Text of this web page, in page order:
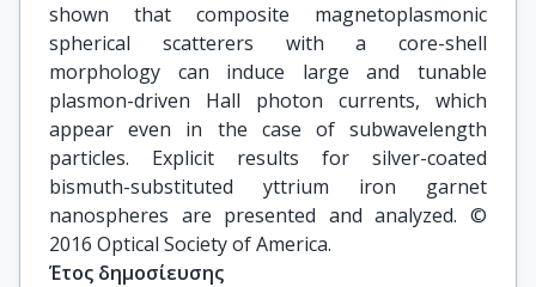
shown that composite magnetoplasmonic
spherical scatterers with a core-shell
morphology can induce large and tunable
plasmon-driven Hall photon currents, which
appear even in the case of subwavelength
particles. Explicit results for silver-coated
bismuth-substituted yttrium iron garnet
nanospheres are presented and analyzed. ©
2016 Optical Society of America.
Έτος δημοσίευσης